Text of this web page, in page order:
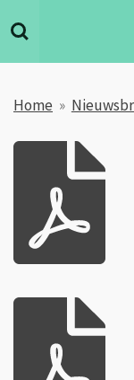
Ga
direct
naar
hoofdinhoud
Home »